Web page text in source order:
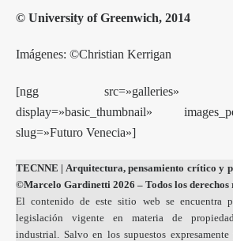
© University of Greenwich, 2014
Imágenes: ©Christian Kerrigan
[ngg src=»galleries»
display=»basic_thumbnail»
slug=»Futuro Venecia»]
TECNNE | Arquitectura, pensamiento crítico y
©Marcelo Gardinetti 2026 – Todos los derechos
El contenido de este sitio web se encuentra
legislación vigente en materia de
industrial. Salvo en los supuestos